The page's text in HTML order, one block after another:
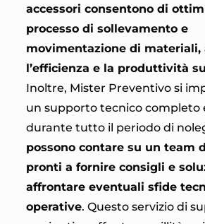
accessori consentono di
processo di sollevamento e
movimentazione di materiali,
l’efficienza e la produttività
Inoltre, Mister Preventivo si
un supporto tecnico completo
durante tutto il periodo di
possono contare su un team
pronti a fornire consigli e
affrontare eventuali sfide
operative. Questo servizio di